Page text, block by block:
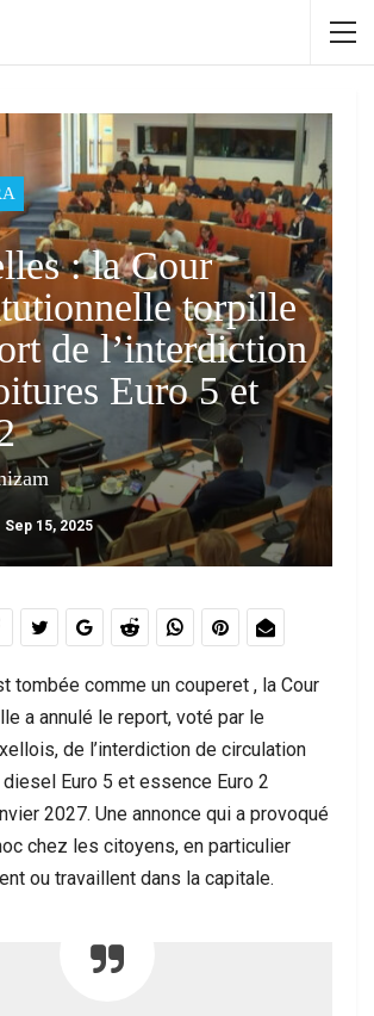
: la Cour
torpille
de l’interdiction
Euro 5 et
Sep 15, 2025
tombée comme un couperet , la Cour
a annulé le report, voté par le
de l’interdiction de circulation
Euro 5 et essence Euro 2
2027. Une annonce qui a provoqué
chez les citoyens, en particulier
ou travaillent dans la capitale.